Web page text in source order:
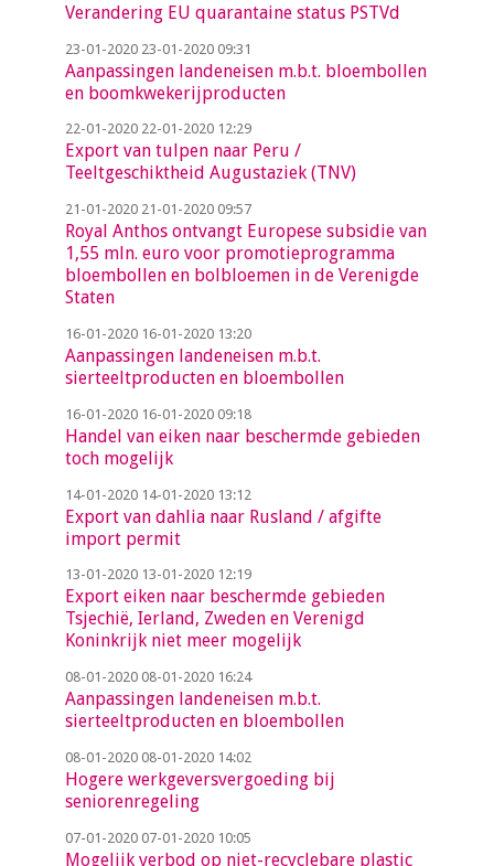
Verandering EU quarantaine status PSTVd
23-01-202023-01-2020 09:31
Aanpassingen landeneisen m.b.t. bloembollen
en boomkwekerijproducten
22-01-202022-01-2020 12:29
Export van tulpen naar Peru /
Teeltgeschiktheid Augustaziek (TNV)
21-01-202021-01-2020 09:57
Royal Anthos ontvangt Europese subsidie van
1,55 mln. euro voor promotieprogramma
bloembollen en bolbloemen in de Verenigde
Staten
16-01-202016-01-2020 13:20
Aanpassingen landeneisen m.b.t.
sierteeltproducten en bloembollen
16-01-202016-01-2020 09:18
Handel van eiken naar beschermde gebieden
toch mogelijk
14-01-202014-01-2020 13:12
Export van dahlia naar Rusland / afgifte
import permit
13-01-202013-01-2020 12:19
Export eiken naar beschermde gebieden
Tsjechië, Ierland, Zweden en Verenigd
Koninkrijk niet meer mogelijk
08-01-202008-01-2020 16:24
Aanpassingen landeneisen m.b.t.
sierteeltproducten en bloembollen
08-01-202008-01-2020 14:02
Hogere werkgeversvergoeding bij
seniorenregeling
07-01-202007-01-2020 10:05
Mogelijk verbod op niet-recyclebare plastic